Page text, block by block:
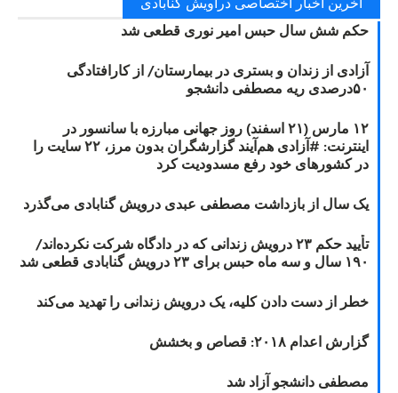
حکم شش سال حبس امیر نوری قطعی شد
آزادی از زندان و بستری در بیمارستان/ از کارافتادگی
۵۰درصدی ریه مصطفی دانشجو
۱۲ مارس (۲۱ اسفند) روز جهانی مبارزه با سانسور در
اینترنت: #آزادی هم‌آیند گزارشگران‌ بدون مرز، ۲۲ سایت را
در کشورهای خود رفع مسدودیت کرد
یک سال از بازداشت مصطفی عبدی درویش گنابادی می‌گذرد
تأیید حکم ۲۳ درویش زندانی که در دادگاه شرکت نکرده‌اند/
۱۹۰ سال و سه ماه حبس برای ۲۳ درویش گنابادی قطعی شد
خطر از دست دادن کلیه، یک درویش زندانی را تهدید می‌کند
گزارش اعدام ۲۰۱۸: قصاص و بخشش
مصطفی دانشجو آزاد شد